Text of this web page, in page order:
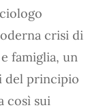
crisi di
famiglia, un
del principio
così sui